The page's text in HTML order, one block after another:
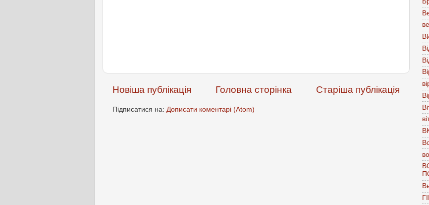
Новіша публікація Старіша публікація
Головна сторінка
Підписатися на: Дописати коментарі (Atom)